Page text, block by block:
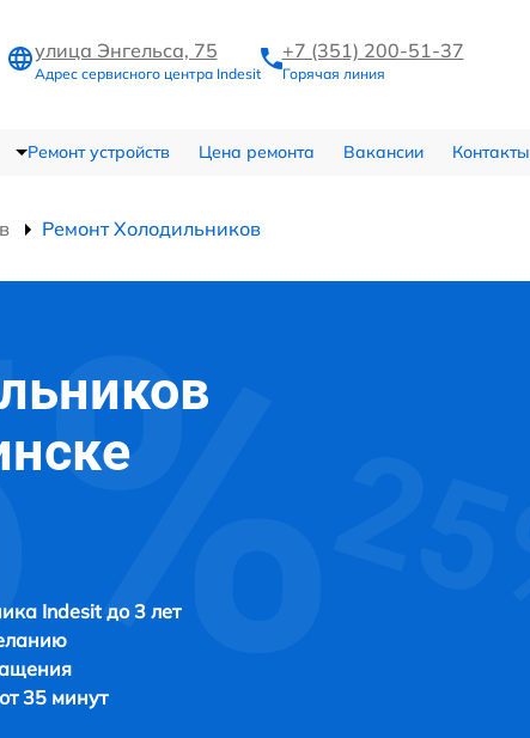
улица Энгельса, 75
Адрес сервисного центра Indesit
+7 (351) 200-51-37
Горячая линия
Ремонт устройств Цена ремонта Вакансии Контакты
Ремонт Холодильников
Indesit до 3 лет
35 минут